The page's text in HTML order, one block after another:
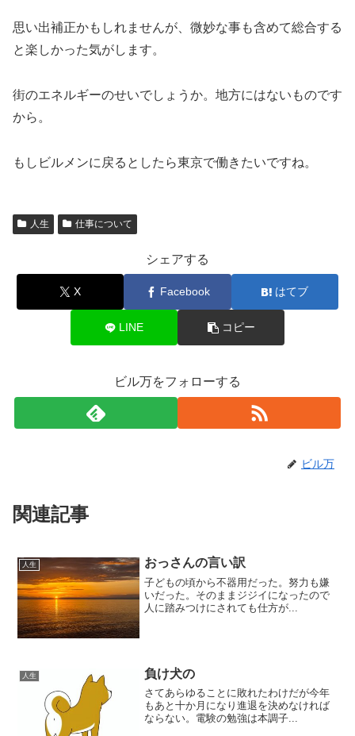
思い出補正かもしれませんが、微妙な事も含めて総合する
と楽しかった気がします。
街のエネルギーのせいでしょうか。地方にはないものです
から。
もしビルメンに戻るとしたら東京で働きたいですね。
人生 仕事について
シェアする
X Facebook はてブ
LINE コピー
ビル万をフォローする
ビル万
関連記事
人生 おっさんの言い訳
子どもの頃から不器用だった。努力も嫌
いだった。そのままジジイになったので
人に踏みつけにされても仕方が...
人生 負け犬の
さてあらゆることに敗れたわけだが今年
もあと十か月になり進退を決めなければ
ならない。電験の勉強は本調子...